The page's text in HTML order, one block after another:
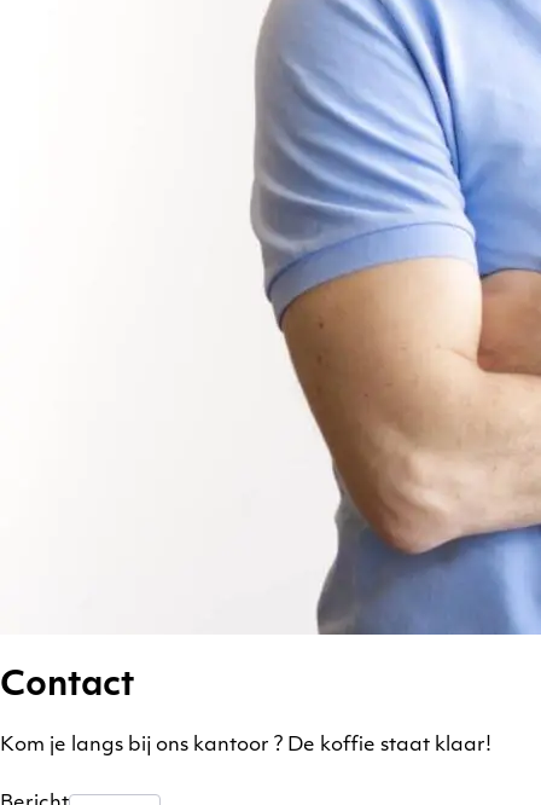
Contact
Kom je langs bij ons kantoor ? De koffie staat klaar!